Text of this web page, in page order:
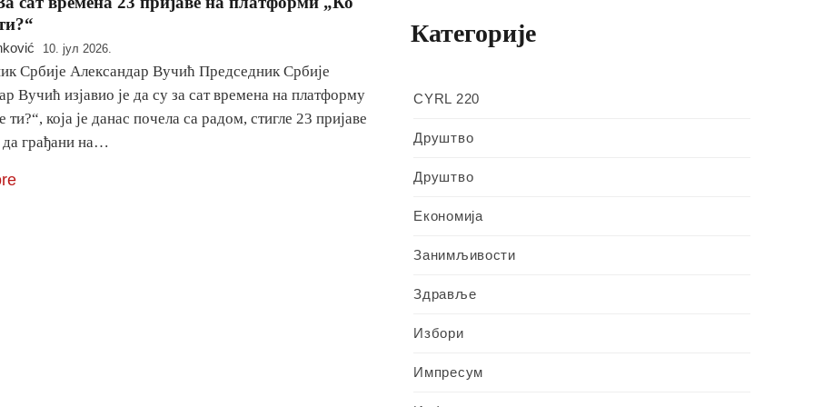
10. јул 2026.
Србије Александар Вучић Председник Србије
Вучић изјавио је да су за сат времена на платформу
ти?“, која је данас почела са радом, стигле 23 пријаве
да грађани на…
Категорије
CYRL 220
Друштво
Друштво
Економија
Занимљивости
Здравље
Избори
Импресум